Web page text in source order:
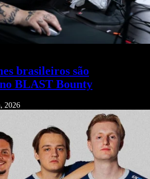
brasileiros são
BLAST Bounty
2026